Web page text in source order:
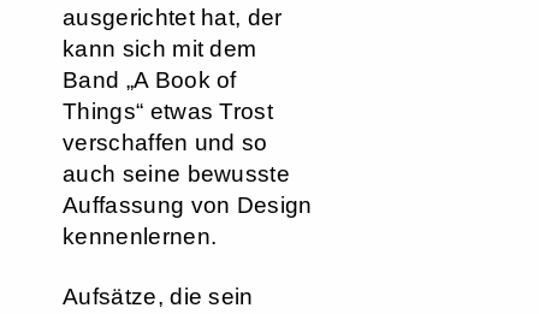
ausgerichtet hat, der
kann sich mit dem
Band „A Book of
Things“ etwas Trost
verschaffen und so
auch seine bewusste
Auffassung von Design
kennenlernen.
Aufsätze, die sein